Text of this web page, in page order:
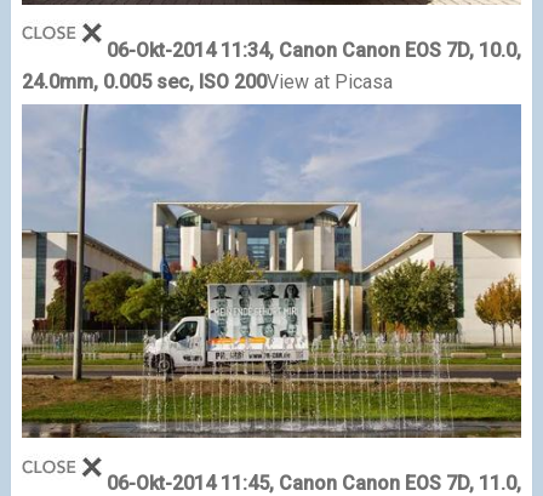
06-Okt-2014 11:34, Canon Canon EOS 7D, 10.0,
24.0mm, 0.005 sec, ISO 200View at Picasa
06-Okt-2014 11:45, Canon Canon EOS 7D, 11.0,